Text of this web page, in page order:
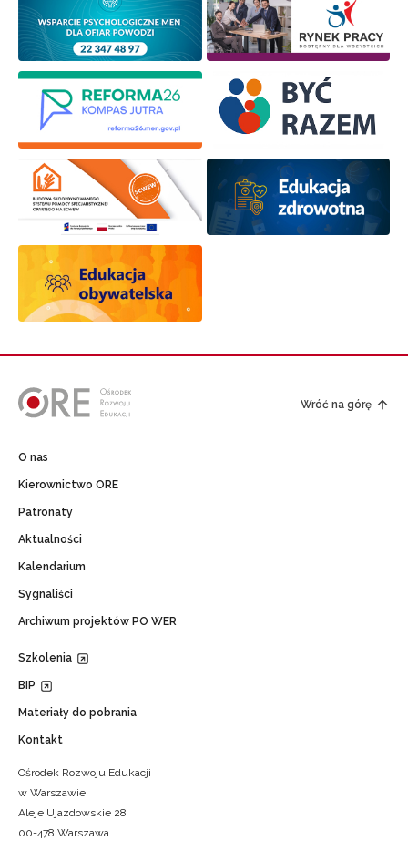
Wróć na górę
O nas
Kierownictwo ORE
Patronaty
Aktualności
Kalendarium
Sygnaliści
Archiwum projektów PO WER
Szkolenia
BIP
Materiały do pobrania
Kontakt
Ośrodek Rozwoju Edukacji
w Warszawie
Aleje Ujazdowskie 28
00-478 Warszawa